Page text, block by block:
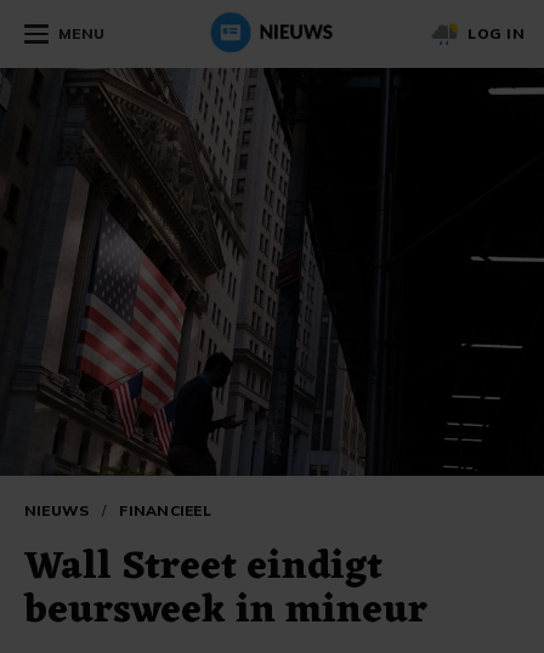
MENU LOG IN
NIEUWS / FINANCIEEL
Wall Street eindigt
beursweek in mineur